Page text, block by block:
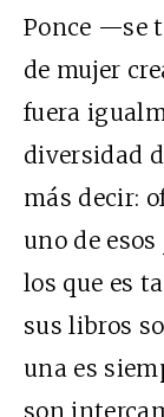
Ponce —se
de mujer
fuera
diversidad
más decir:
uno de
los que es
sus libros
una es
son